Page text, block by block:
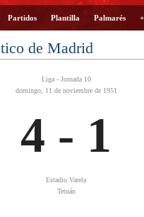
Partidos Plantilla Palmarés
de Madrid
Liga - Jornada 10
domingo, 11 de noviembre de 1951
4 - 1
Estadio Varela
Tetuán